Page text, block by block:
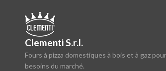
Clementi S.r.l.
Fours à pizza domestiques à bois et à gaz
besoins du marché.